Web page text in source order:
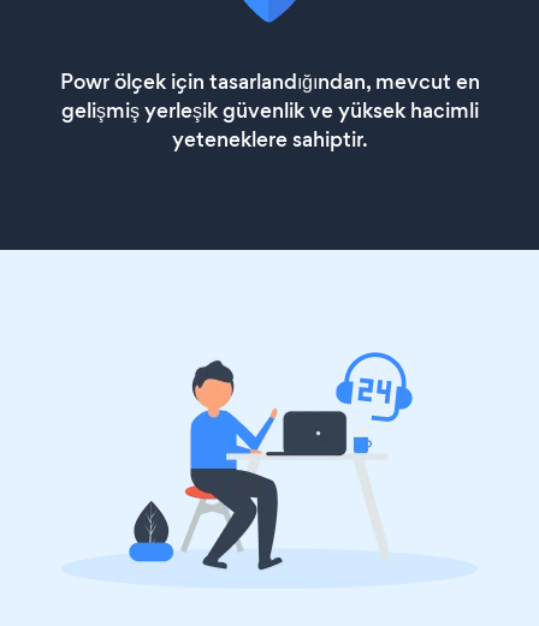
Powr ölçek için tasarlandığından, mevcut en
gelişmiş yerleşik güvenlik ve yüksek hacimli
yeteneklere sahiptir.